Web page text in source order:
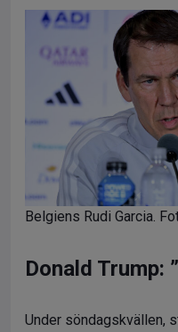
Belgiens Rudi Garcia.
Donald Trump:
Under söndagskvällen,